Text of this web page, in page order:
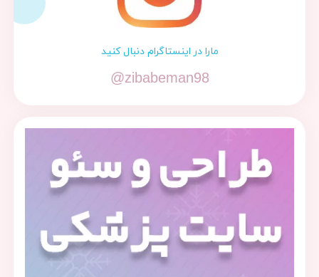
مارا در اینستاگرام دنبال کنید
@zibabeman98